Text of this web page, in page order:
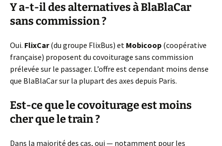
Y a-t-il des alternatives à BlaBlaCar
sans commission ?
Oui. FlixCar(du groupe FlixBus) et Mobicoop (coopérative
française) proposent du covoiturage sans commission
prélevée sur le passager. L’offre est cependant moins dense
que BlaBlaCar sur la plupart des axes depuis Paris.
Est-ce que le covoiturage est moins
cher que le train ?
Dans la majorité des cas, oui — notamment pour les